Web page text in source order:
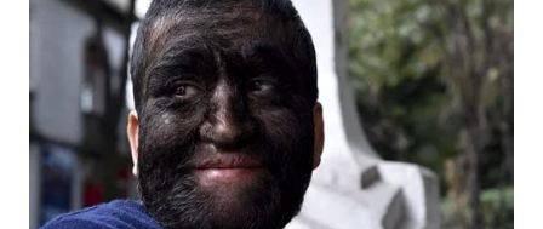
TEBING
TINGGI
WN
WN
KARAWANG